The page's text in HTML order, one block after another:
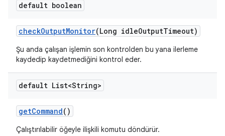
default boolean
checkOutputMonitor(Long idleOutputTimeout)
Şu anda çalışan işlemin son kontrolden bu yana ilerleme
kaydedip kaydetmediğini kontrol eder.
default List<String>
getCommand()
Çalıştırılabilir öğeyle ilişkili komutu döndürür.